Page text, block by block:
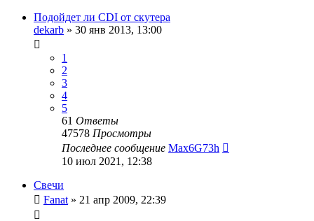
Подойдет ли CDI от скутера
dekarb » 30 янв 2013, 13:00
1
2
3
4
5
61 Ответы
47578 Просмотры
Последнее сообщение Max6G73h
10 июл 2021, 12:38
Свечи
Fanat » 21 апр 2009, 22:39